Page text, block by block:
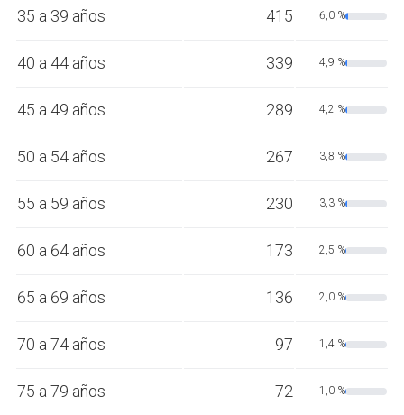
35 a 39 años 415 6,0 %
40 a 44 años 339 4,9 %
45 a 49 años 289 4,2 %
50 a 54 años 267 3,8 %
55 a 59 años 230 3,3 %
60 a 64 años 173 2,5 %
65 a 69 años 136 2,0 %
70 a 74 años 97 1,4 %
75 a 79 años 72 1,0 %